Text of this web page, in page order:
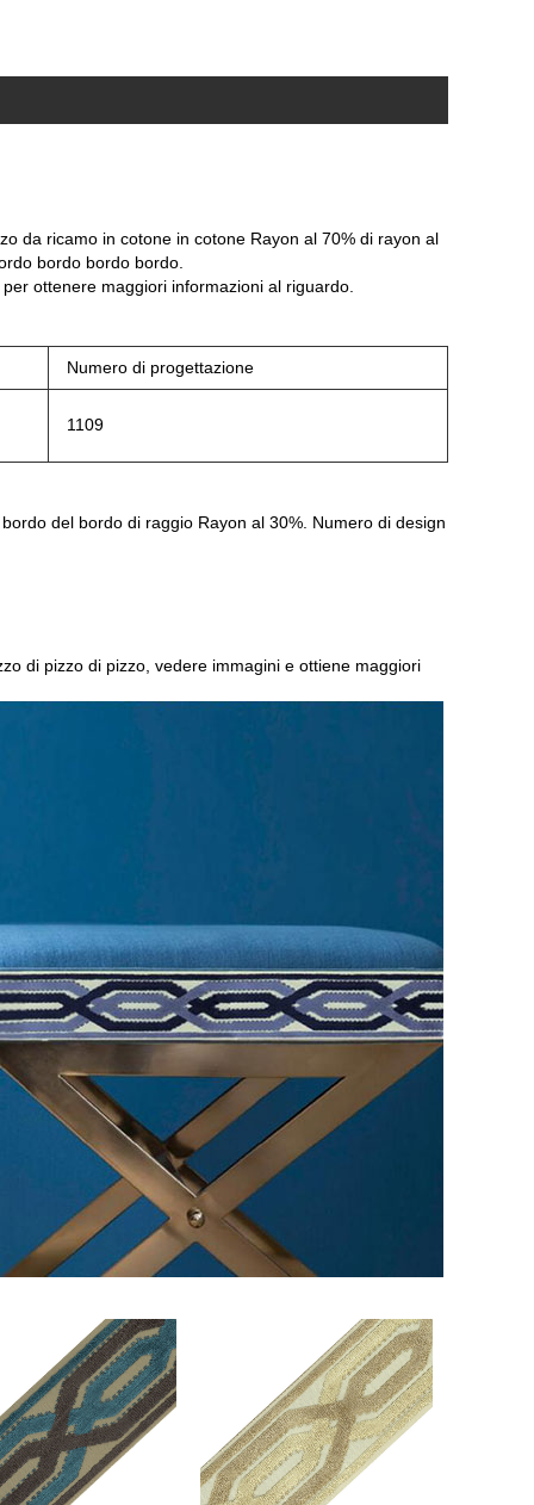
da ricamo in cotone in cotone Rayon al 70% di rayon al
bordo bordo bordo.
ottenere maggiori informazioni al riguardo.
Numero di progettazione
1109
del bordo di raggio Rayon al 30%. Numero di design
di pizzo di pizzo, vedere immagini e ottiene maggiori